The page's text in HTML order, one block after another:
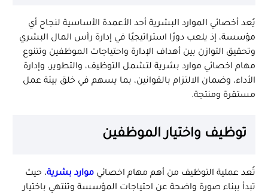
يُعد أخصائي الموارد البشرية أحد الأعمدة الأساسية لنجاح أي
مؤسسة، إذ يلعب دورًا استراتيجيًا في إدارة رأس المال البشري
وتحقيق التوازن بين أهداف الإدارة واحتياجات الموظفين وتتنوع
مهام اخصائي موارد بشرية لتشمل التوظيف، والتطوير، وإدارة
الأداء، وضمان الالتزام بالقوانين، بما يسهم في خلق بيئة عمل
مستقرة ومنتجة.
توظيف واختيار الموظفين
تُعد عملية التوظيف من أهم مهام اخصائي موارد بشرية، حيث
تبدأ ببناء صورة واضحة عن احتياجات المؤسسة وتنتهي باختيار